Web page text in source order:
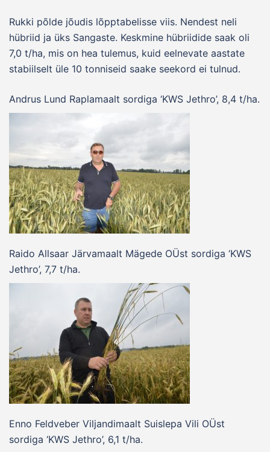
Rukki põlde jõudis lõpptabelisse viis. Nendest neli
hübriid ja üks Sangaste. Keskmine hübriidide saak oli
7,0 t/ha, mis on hea tulemus, kuid eelnevate aastate
stabiilselt üle 10 tonniseid saake seekord ei tulnud.
Andrus Lund Raplamaalt sordiga ‘KWS Jethro’, 8,4 t/ha.
Raido Allsaar Järvamaalt Mägede OÜst sordiga ‘KWS
Jethro’, 7,7 t/ha.
Enno Feldveber Viljandimaalt Suislepa Vili OÜst
sordiga ‘KWS Jethro’, 6,1 t/ha.